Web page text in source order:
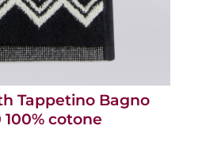
Tappetino Bagno
100% cotone